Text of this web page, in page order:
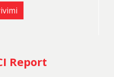
Report